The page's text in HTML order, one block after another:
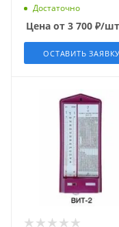
Достаточно
Цена от 3 700 ₽/шт
ОСТАВИТЬ ЗАЯВКУ